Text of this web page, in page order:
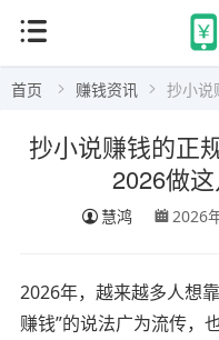
首页 赚钱资讯 抄小说赚
抄小说赚钱的正
2026做
慧鸿 2026
2026年，越来越多人想
赚钱”的说法广为流传，